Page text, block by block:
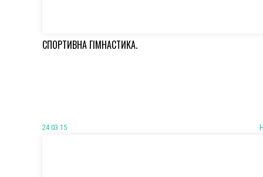
СПОРТИВНА ГІМНАСТИКА.
24 03 15